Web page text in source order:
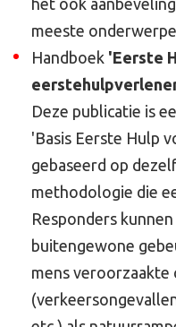
het ook
meeste
Handboek 'Eerste
Deze publicatie is
'Basis Eerste Hulp
gebaseerd op
methodologie die
Responders
buitengewone
mens veroorzaakte